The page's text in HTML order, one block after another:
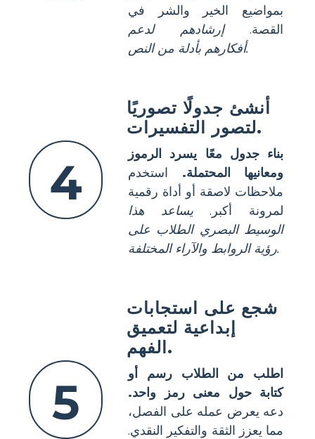
بمواضيع الخير والشر في
القصة.إرشادهم لدعم
أفكارهم بأدلة من النص.
4
أنشئ جدولًا تصوريًا
لتصور التفسيرات.
بناء جدول معًا يسرد الرموز
ومعانيها المحتملة. استخدم
ملاحظات لاصقة أو أداة رقمية
لمرونة أكبر.يساعد هذا
الوسيط البصري الطلاب على
رؤية الروابط والآراء المختلفة.
5
شجع على استجابات
إبداعية لتعميق
الفهم.
اطلب من الطلاب رسم أو
كتابة حول معنى رمز واحد.
دعه يعرض عمله على الفصل،
مما يعزز الثقة والتفكير النقدي.